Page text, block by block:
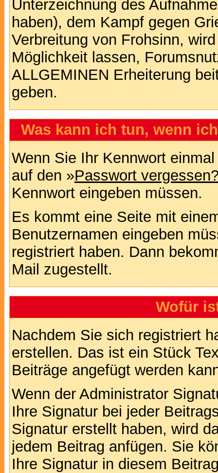
Unterzeichnung des
haben), dem Kampf gegen
Verbreitung von Frohsinn,
Möglichkeit lassen,
ALLGEMINEN Erheiterung
geben.
Was kann ich tun, wenn
Wenn Sie Ihr Kennwort
auf den »Passwort
Kennwort eingeben müssen.
Es kommt eine Seite mit
Benutzernamen eingeben
registriert haben. Dann
Mail zugestellt.
Wofür
Nachdem Sie sich registriert
erstellen. Das ist ein Stück
Beiträge angefügt werden
Wenn der Administrator
Ihre Signatur bei jeder
Signatur erstellt haben, wird
jedem Beitrag anfügen. Sie
Ihre Signatur in diesem